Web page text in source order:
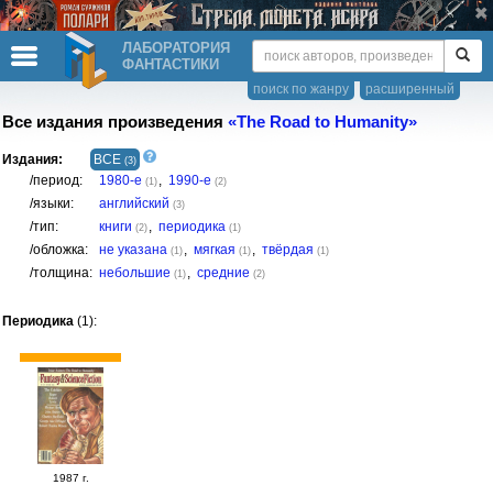
ЛАБОРАТОРИЯ
ФАНТАСТИКИ
расширенный
поиск по жанру
Все издания произведения «The Road to Humanity»
Издания: ВСЕ (3)
/период: 1980-е (1) , 1990-е (2)
/языки: английский (3)
/тип: книги (2) , периодика (1)
/обложка: не указана (1) , мягкая (1) , твёрдая (1)
/толщина: небольшие (1) , средние (2)
Периодика (1):
1987 г.